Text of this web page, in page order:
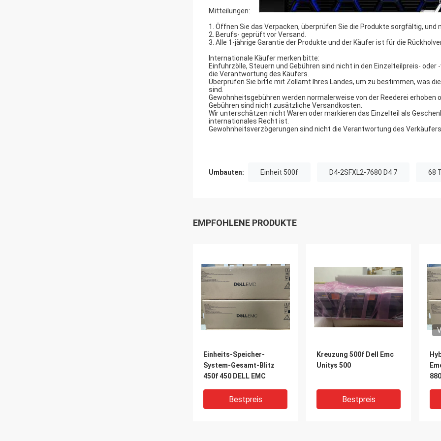
Mitteilungen:
1. Öffnen Sie das Verpacken, überprüfen Sie die Produkte sorgfältig, und
2. Berufs- geprüft vor Versand.
3. Alle 1-jährige Garantie der Produkte und der Käufer ist für die
Internationale Käufer merken bitte:
Einfuhrzölle, Steuern und Gebühren sind nicht in den Einzelteilpreis-
die Verantwortung des Käufers.
Überprüfen Sie bitte mit Zollamt Ihres Landes, um zu bestimmen, was
sind.
Gewohnheitsgebühren werden normalerweise von der Reederei
Gebühren sind nicht zusätzliche Versandkosten.
Wir unterschätzen nicht Waren oder markieren das Einzelteil als
internationales Recht ist.
Gewohnheitsverzögerungen sind nicht die Verantwortung des
Umbauten: Einheit 500f D4-2SFXL2-7680 D4 7 68
EMPFOHLENE PRODUKTE
Einheits-Speicher-
System-Gesamt-Blitz
450f 450 DELL EMC
Bestpreis
Kreuzung 500f Dell Emc
Unitys 500
Bestpreis